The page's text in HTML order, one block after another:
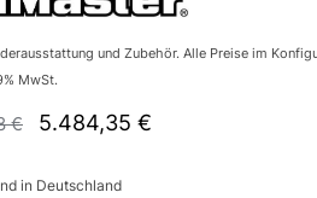
und Zubehör. Alle Preise im
MwSt.
€ 5.484,35 €
in Deutschland